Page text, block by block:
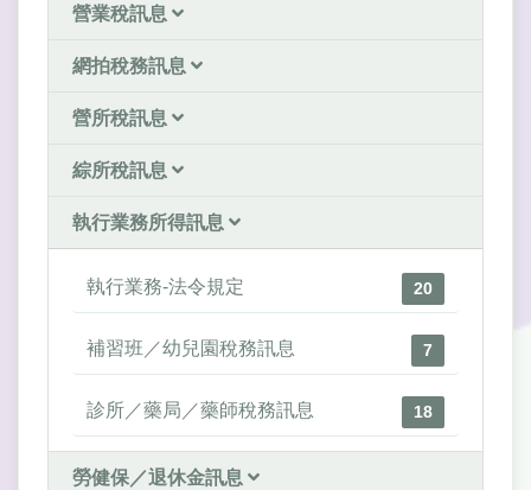
營業稅訊息
網拍稅務訊息
營所稅訊息
綜所稅訊息
執行業務所得訊息
執行業務-法令規定 20
補習班／幼兒園稅務訊息 7
診所／藥局／藥師稅務訊息 18
勞健保／退休金訊息